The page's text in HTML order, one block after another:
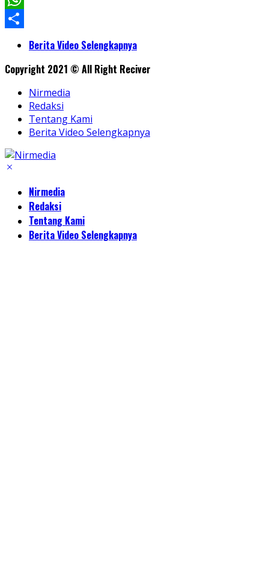
WhatsApp
ShareBerita Video Selengkapnya
Copyright 2021 © All Right Reciver
Nirmedia
Redaksi
Tentang Kami
Berita Video Selengkapnya
Nirmedia
Redaksi
Tentang Kami
Berita Video Selengkapnya